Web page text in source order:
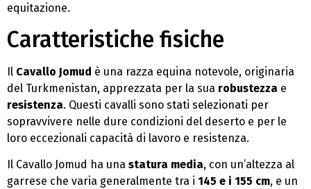
equitazione.
Caratteristiche fisiche
Il Cavallo Jomud è una razza equina notevole, originaria
del Turkmenistan, apprezzata per la sua robustezza e
resistenza. Questi cavalli sono stati selezionati per
sopravvivere nelle dure condizioni del deserto e per le
loro eccezionali capacità di lavoro e resistenza.
Il Cavallo Jomud ha una statura media, con un’altezza al
garrese che varia generalmente tra i 145 e i 155 cm, e un